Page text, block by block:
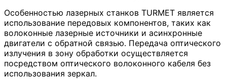
Особенностью лазерных станков TURMET является
использование передовых компонентов, таких как
волоконные лазерные источники и асинхронные
двигатели с обратной связью. Передача оптического
излучения в зону обработки осуществляется
посредством оптического волоконного кабеля без
использования зеркал.